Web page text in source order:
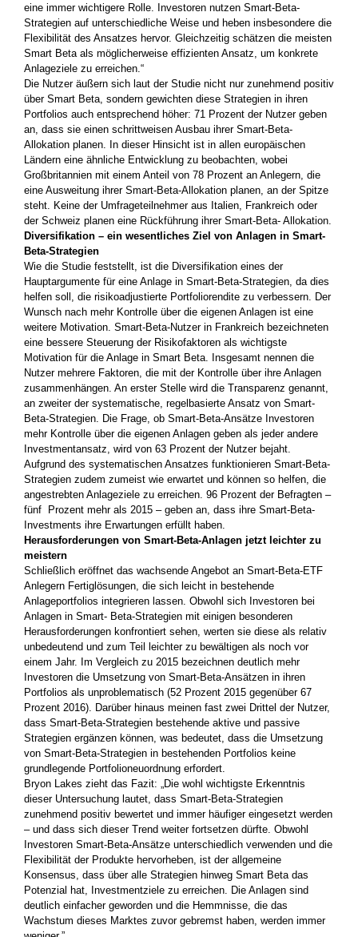
eine immer wichtigere Rolle. Investoren nutzen Smart-Beta-
Strategien auf unterschiedliche Weise und heben insbesondere die
Flexibilität des Ansatzes hervor. Gleichzeitig schätzen die meisten
Smart Beta als möglicherweise effizienten Ansatz, um konkrete
Anlageziele zu erreichen.“
Die Nutzer äußern sich laut der Studie nicht nur zunehmend positiv
über Smart Beta, sondern gewichten diese Strategien in ihren
Portfolios auch entsprechend höher: 71 Prozent der Nutzer geben
an, dass sie einen schrittweisen Ausbau ihrer Smart-Beta-
Allokation planen. In dieser Hinsicht ist in allen europäischen
Ländern eine ähnliche Entwicklung zu beobachten, wobei
Großbritannien mit einem Anteil von 78 Prozent an Anlegern, die
eine Ausweitung ihrer Smart-Beta-Allokation planen, an der Spitze
steht. Keine der Umfrageteilnehmer aus Italien, Frankreich oder
der Schweiz planen eine Rückführung ihrer Smart-Beta- Allokation.
Diversifikation – ein wesentliches Ziel von Anlagen in Smart-
Beta-Strategien
Wie die Studie feststellt, ist die Diversifikation eines der
Hauptargumente für eine Anlage in Smart-Beta-Strategien, da dies
helfen soll, die risikoadjustierte Portfoliorendite zu verbessern. Der
Wunsch nach mehr Kontrolle über die eigenen Anlagen ist eine
weitere Motivation. Smart-Beta-Nutzer in Frankreich bezeichneten
eine bessere Steuerung der Risikofaktoren als wichtigste
Motivation für die Anlage in Smart Beta. Insgesamt nennen die
Nutzer mehrere Faktoren, die mit der Kontrolle über ihre Anlagen
zusammenhängen. An erster Stelle wird die Transparenz genannt,
an zweiter der systematische, regelbasierte Ansatz von Smart-
Beta-Strategien. Die Frage, ob Smart-Beta-Ansätze Investoren
mehr Kontrolle über die eigenen Anlagen geben als jeder andere
Investmentansatz, wird von 63 Prozent der Nutzer bejaht.
Aufgrund des systematischen Ansatzes funktionieren Smart-Beta-
Strategien zudem zumeist wie erwartet und können so helfen, die
angestrebten Anlageziele zu erreichen. 96 Prozent der Befragten –
fünf Prozent mehr als 2015 – geben an, dass ihre Smart-Beta-
Investments ihre Erwartungen erfüllt haben.
Herausforderungen von Smart-Beta-Anlagen jetzt leichter zu
meistern
Schließlich eröffnet das wachsende Angebot an Smart-Beta-ETF
Anlegern Fertiglösungen, die sich leicht in bestehende
Anlageportfolios integrieren lassen. Obwohl sich Investoren bei
Anlagen in Smart- Beta-Strategien mit einigen besonderen
Herausforderungen konfrontiert sehen, werten sie diese als relativ
unbedeutend und zum Teil leichter zu bewältigen als noch vor
einem Jahr. Im Vergleich zu 2015 bezeichnen deutlich mehr
Investoren die Umsetzung von Smart-Beta-Ansätzen in ihren
Portfolios als unproblematisch (52 Prozent 2015 gegenüber 67
Prozent 2016). Darüber hinaus meinen fast zwei Drittel der Nutzer,
dass Smart-Beta-Strategien bestehende aktive und passive
Strategien ergänzen können, was bedeutet, dass die Umsetzung
von Smart-Beta-Strategien in bestehenden Portfolios keine
grundlegende Portfolioneuordnung erfordert.
Bryon Lakes zieht das Fazit: „Die wohl wichtigste Erkenntnis
dieser Untersuchung lautet, dass Smart-Beta-Strategien
zunehmend positiv bewertet und immer häufiger eingesetzt werden
– und dass sich dieser Trend weiter fortsetzen dürfte. Obwohl
Investoren Smart-Beta-Ansätze unterschiedlich verwenden und die
Flexibilität der Produkte hervorheben, ist der allgemeine
Konsensus, dass über alle Strategien hinweg Smart Beta das
Potenzial hat, Investmentziele zu erreichen. Die Anlagen sind
deutlich einfacher geworden und die Hemmnisse, die das
Wachstum dieses Marktes zuvor gebremst haben, werden immer